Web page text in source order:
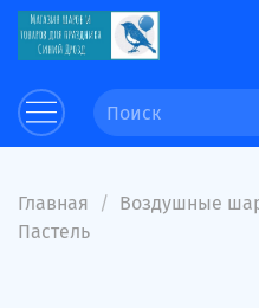
Главная Воздушные
Пастель